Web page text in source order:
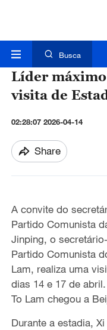
Busca
Líder
visita de
02:28:07 2026-04-14
Share
A convite do
Partido Comunista
Jinping, o
Partido Comunista
Lam, realiza uma
dias 14 e 17 de
To Lam chegou a
Durante a estadia,